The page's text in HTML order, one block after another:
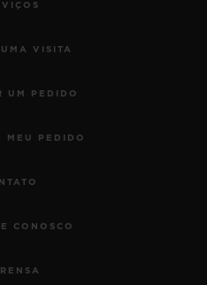
VISITA
UM PEDIDO
MEU PEDIDO
CONOSCO